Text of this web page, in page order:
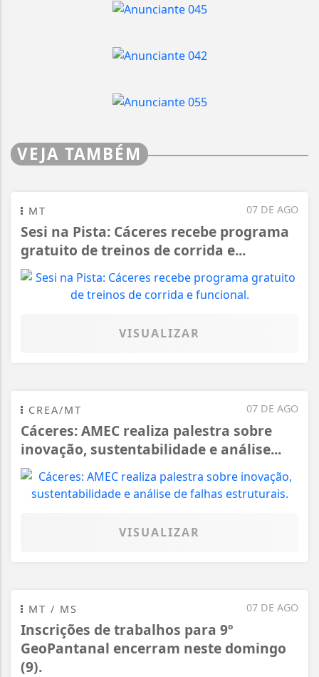
VEJA TAMBÉM
07 DE AGO
MT
Sesi na Pista: Cáceres recebe programa
gratuito de treinos de corrida e...
VISUALIZAR
07 DE AGO
CREA/MT
Cáceres: AMEC realiza palestra sobre
inovação, sustentabilidade e análise...
VISUALIZAR
07 DE AGO
MT / MS
Inscrições de trabalhos para 9º
GeoPantanal encerram neste domingo
(9).